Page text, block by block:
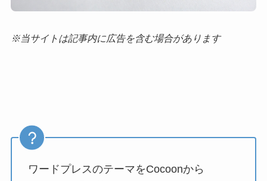
※当サイトは記事内に広告を含む場合があります
ワードプレスのテーマをCocoonから